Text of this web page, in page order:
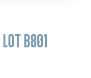
LOT B801